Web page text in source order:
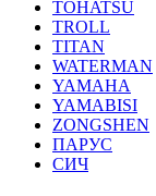
TOHATSU
TROLL
TITAN
WATERMAN
YAMAHA
YAMABISI
ZONGSHEN
ПАРУС
СИЧ